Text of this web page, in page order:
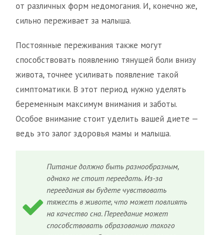
от различных форм недомогания. И, конечно же,
сильно переживает за малыша.
Постоянные переживания также могут
способствовать появлению тянущей боли внизу
живота, точнее усиливать появление такой
симптоматики. В этот период нужно уделять
беременным максимум внимания и заботы.
Особое внимание стоит уделить вашей диете —
ведь это залог здоровья мамы и малыша.
Питание должно быть разнообразным,
однако не стоит переедать. Из-за
переедания вы будете чувствовать
тяжесть в животе, что может повлиять
на качество сна. Переедание может
способствовать образованию такого